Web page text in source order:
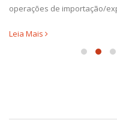
operações de importação/
Leia Mais